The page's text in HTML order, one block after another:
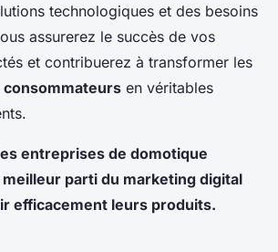
technologiques et des besoins
assurerez le succès de vos
et contribuerez à transformer les
consommateurs en véritables
entreprises de domotique
parti du marketing digital
efficacement leurs produits.